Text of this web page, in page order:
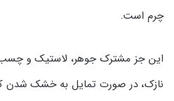
چرم است.
این جز مشترک جوهر، لاستیک و
نازک، در صورت تمایل به خشک شدن